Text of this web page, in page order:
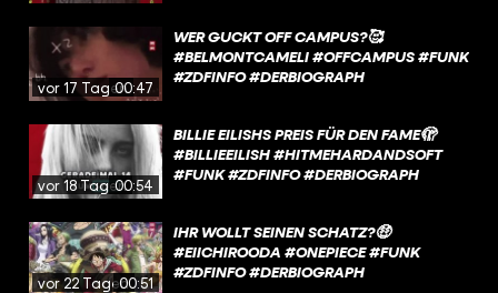
vor 17 Tagen00:47
WER GUCKT OFF CAMPUS?🥰
#BELMONTCAMELI #OFFCAMPUS #FUNK
#ZDFINFO #DERBIOGRAPH
vor 18 Tagen00:54
BILLIE EILISHS PREIS FÜR DEN FAME🫣
#BILLIEEILISH #HITMEHARDANDSOFT
#FUNK #ZDFINFO #DERBIOGRAPH
vor 22 Tagen00:51
IHR WOLLT SEINEN SCHATZ?🤑
#EIICHIROODA #ONEPIECE #FUNK
#ZDFINFO #DERBIOGRAPH